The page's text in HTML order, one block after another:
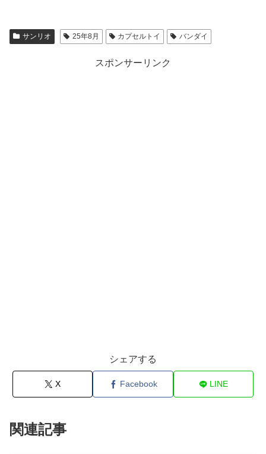
サンリオ 25年8月 カプセルトイ バンダイ
スポンサーリンク
シェアする
X Facebook LINE
関連記事